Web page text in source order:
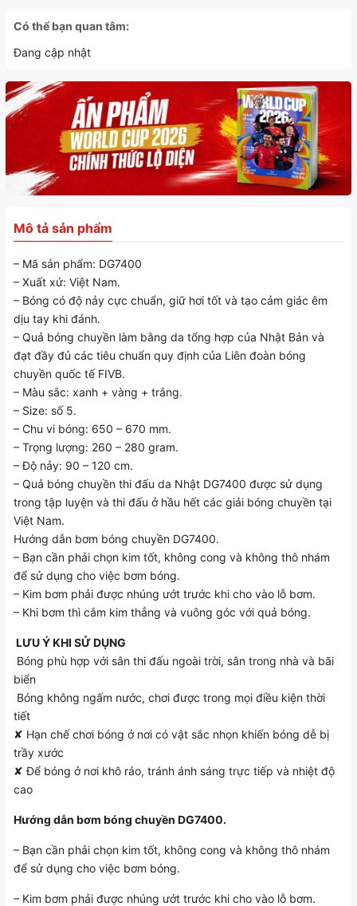
Có thể bạn quan tâm:
Đang cập nhật
Mô tả sản phẩm
– Mã sản phẩm: DG7400
– Xuất xứ: Việt Nam.
– Bóng có độ nảy cực chuẩn, giữ hơi tốt và tạo cảm giác êm
dịu tay khi đánh.
– Quả bóng chuyền làm bằng da tổng hợp của Nhật Bản và
đạt đầy đủ các tiêu chuẩn quy định của Liên đoàn bóng
chuyền quốc tế FIVB.
– Màu sắc: xanh + vàng + trắng.
– Size: số 5.
– Chu vi bóng: 650 – 670 mm.
– Trọng lượng: 260 – 280 gram.
– Độ nảy: 90 – 120 cm.
– Quả bóng chuyền thi đấu da Nhật DG7400 được sử dụng
trong tập luyện và thi đấu ở hầu hết các giải bóng chuyền tại
Việt Nam.
Hướng dẫn bơm bóng chuyền DG7400.
– Bạn cần phải chọn kim tốt, không cong và không thô nhám
để sử dụng cho việc bơm bóng.
– Kim bơm phải được nhúng ướt trước khi cho vào lỗ bơm.
– Khi bơm thì cắm kim thẳng và vuông góc với quả bóng.️
️️ LƯU Ý KHI SỬ DỤNG
Bóng phù hợp với sân thi đấu ngoài trời, sân trong nhà và bãi
biển
Bóng không ngấm nước, chơi được trong mọi điều kiện thời
tiết
✘ Hạn chế chơi bóng ở nơi có vật sắc nhọn khiến bóng dễ bị
trầy xước
✘ Để bóng ở nơi khô ráo, tránh ánh sáng trực tiếp và nhiệt độ
cao
Hướng dẫn bơm bóng chuyền DG7400.
– Bạn cần phải chọn kim tốt, không cong và không thô nhám
để sử dụng cho việc bơm bóng.
– Kim bơm phải được nhúng ướt trước khi cho vào lỗ bơm.